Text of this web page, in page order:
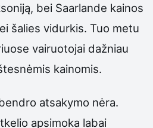
bei Saarlande kainos
šalies vidurkis. Tuo metu
vairuotojai dažniau
kainomis.
atsakymo nėra.
apsimoka labai